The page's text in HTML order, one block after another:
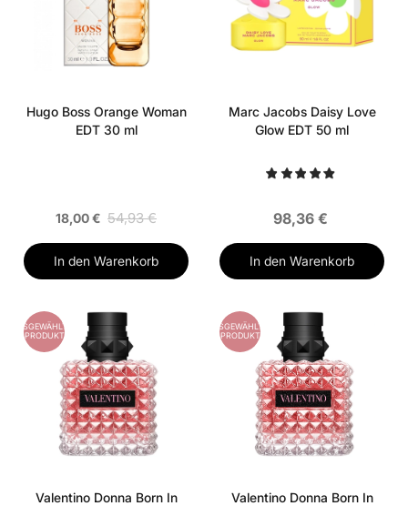
Hugo Boss Orange Woman
EDT 30 ml
18,00 € 54,93 €
In den Warenkorb
Marc Jacobs Daisy Love
Glow EDT 50 ml
98,36 €
In den Warenkorb
AUSGEWÄHLTES
PRODUKT
Valentino Donna Born In
AUSGEWÄHLTES
PRODUKT
Valentino Donna Born In